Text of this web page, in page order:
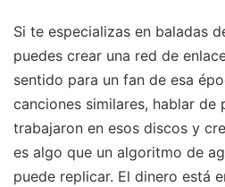
Si te especializas en baladas
puedes crear una red de
sentido para un fan de esa
canciones similares, hablar de
trabajaron en esos discos y
es algo que un algoritmo de
puede replicar. El dinero está